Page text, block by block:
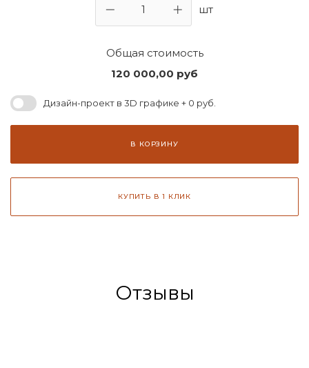
шт
Общая стоимость
120 000,00 руб
Дизайн-проект в 3D графике + 0 руб.
В КОРЗИНУ
КУПИТЬ В 1 КЛИК
Отзывы